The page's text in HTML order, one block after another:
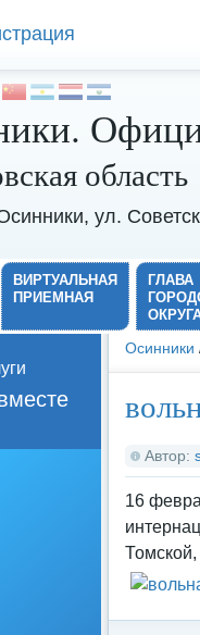
область
ул.
ВИРТУАЛЬНАЯ
ПРИЕМНАЯ
ГЛАВА
Осинники
Автор:
16